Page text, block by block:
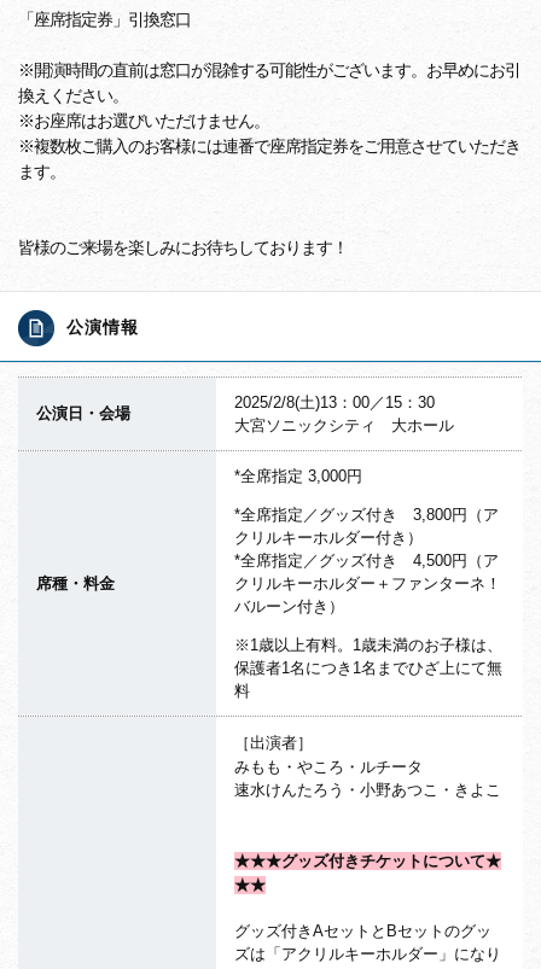
「座席指定券」引換窓口
※開演時間の直前は窓口が混雑する可能性がございます。お早めにお引
換えください。
※お座席はお選びいただけません。
※複数枚ご購入のお客様には連番で座席指定券をご用意させていただき
ます。
皆様のご来場を楽しみにお待ちしております！
公演情報
公演日・会場
2025/2/8(土)13：00／15：30
大宮ソニックシティ 大ホール
席種・料金
*全席指定 3,000円
*全席指定／グッズ付き 3,800円（ア
クリルキーホルダー付き）
*全席指定／グッズ付き 4,500円（ア
クリルキーホルダー＋ファンターネ！
バルーン付き）
※1歳以上有料。1歳未満のお子様は、
保護者1名につき1名までひざ上にて無
料
［出演者］
みもも・やころ・ルチータ
速水けんたろう・小野あつこ・きよこ
★★★グッズ付きチケットについて★
★★
グッズ付きAセットとBセットのグッ
ズは「アクリルキーホルダー」になり